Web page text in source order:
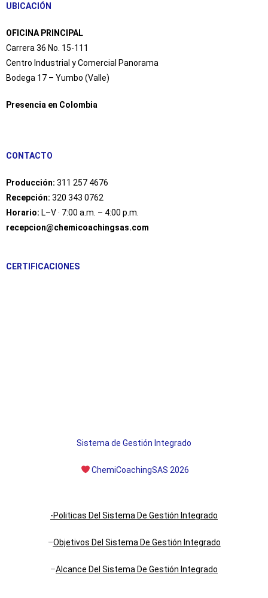
UBICACIÓN
OFICINA PRINCIPAL
Carrera 36 No. 15-111
Centro Industrial y Comercial Panorama
Bodega 17 – Yumbo (Valle)
Presencia en Colombia
CONTACTO
Producción: 311 257 4676
Recepción: 320 343 0762
Horario: L–V · 7:00 a.m. – 4:00 p.m.
recepcion@chemicoachingsas.com
CERTIFICACIONES
Sistema de Gestión Integrado
ChemiCoachingSAS 2026
-Politicas Del Sistema De Gestión Integrado
–Objetivos Del Sistema De Gestión Integrado
–Alcance Del Sistema De Gestión Integrado